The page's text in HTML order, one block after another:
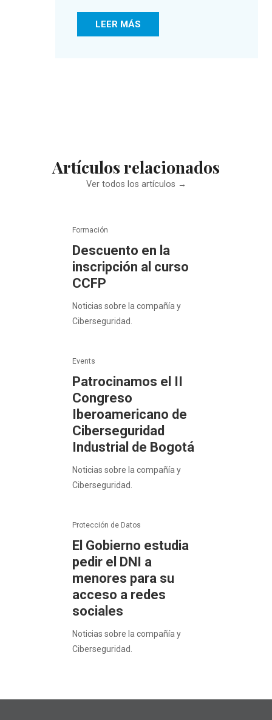
LEER MÁS
Artículos relacionados
Ver todos los artículos →
Formación
Descuento en la
inscripción al curso
CCFP
Noticias sobre la compañía y
Ciberseguridad.
Events
Patrocinamos el II
Congreso
Iberoamericano de
Ciberseguridad
Industrial de Bogotá
Noticias sobre la compañía y
Ciberseguridad.
Protección de Datos
El Gobierno estudia
pedir el DNI a
menores para su
acceso a redes
sociales
Noticias sobre la compañía y
Ciberseguridad.